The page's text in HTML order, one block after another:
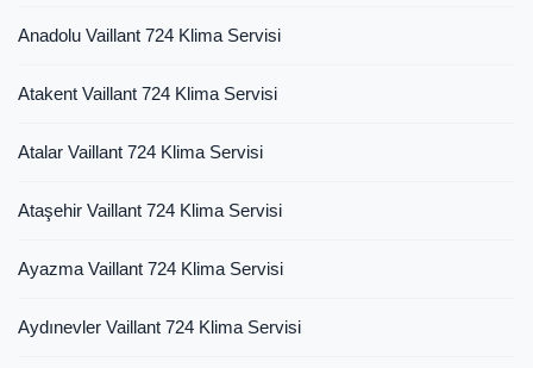
Anadolu Vaillant 724 Klima Servisi
Atakent Vaillant 724 Klima Servisi
Atalar Vaillant 724 Klima Servisi
Ataşehir Vaillant 724 Klima Servisi
Ayazma Vaillant 724 Klima Servisi
Aydınevler Vaillant 724 Klima Servisi